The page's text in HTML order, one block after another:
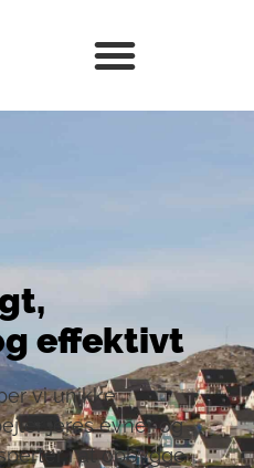
effektivt
vi unikke
jeres evner og
i at opbygge